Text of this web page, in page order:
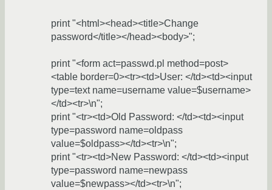
print "<html><head><title>Change
password</title></head><body>";
print "<form act=passwd.pl method=post>
<table border=0><tr><td>User: </td><td><input
type=text name=username value=$username>
</td><tr>\n";
print "<tr><td>Old Password: </td><td><input
type=password name=oldpass
value=$oldpass></td><tr>\n";
print "<tr><td>New Password: </td><td><input
type=password name=newpass
value=$newpass></td><tr>\n";